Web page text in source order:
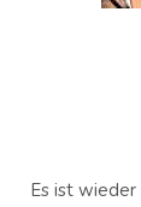
Es ist wieder